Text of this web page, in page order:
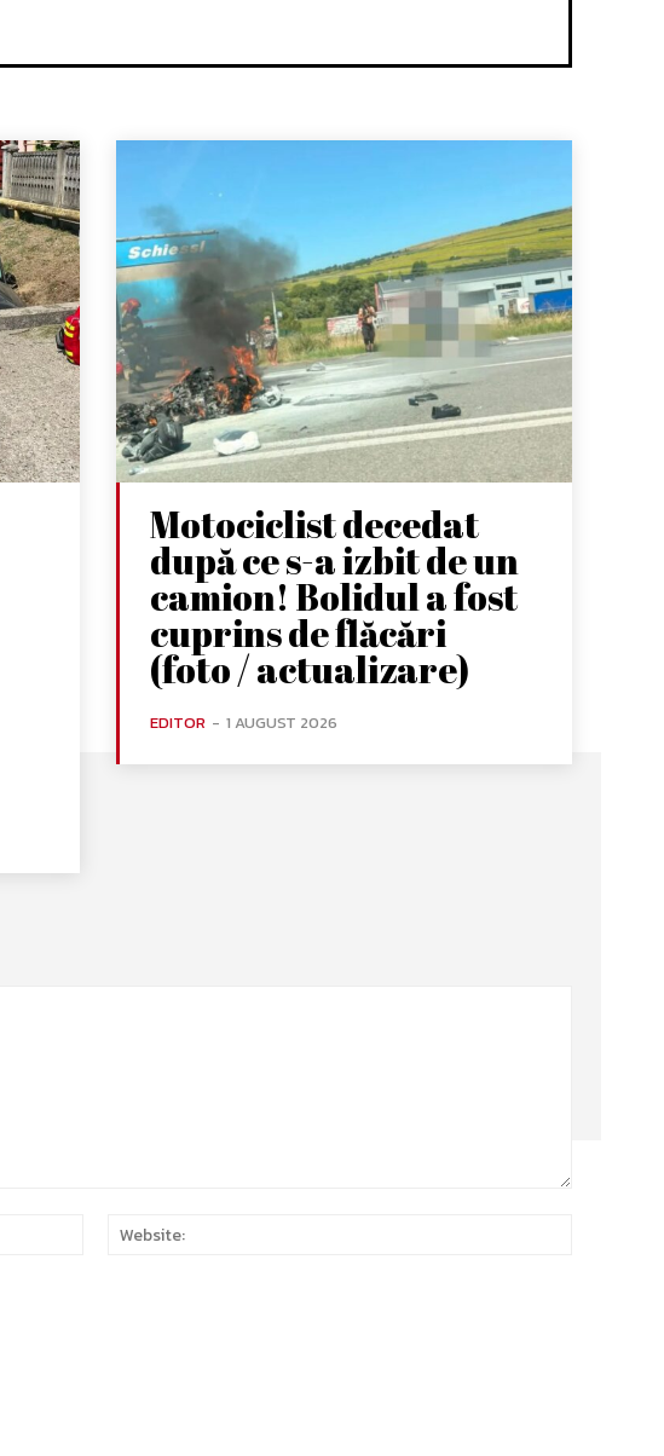
Motociclist decedat
după ce s-a izbit de un
camion! Bolidul a fost
cuprins de flăcări
(foto / actualizare)
EDITOR - 1 AUGUST 2026
Email:*